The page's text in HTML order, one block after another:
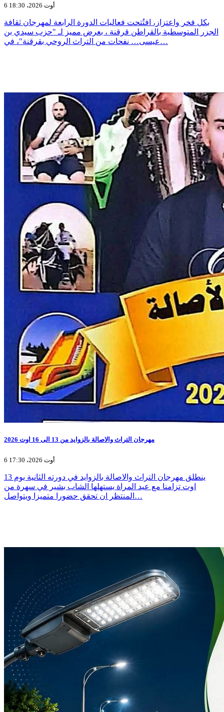
6 أوت 2026، 18:30
بكل فخر واعتزاز، افتُتحت فعاليات الدورة الرابعة لمهرجان ثقافة
الجزر المتوسطية بالقراطن قرقنة ، بعرض مميز لـ "حزب سيدي بن
عيسى… نفحات من التراث الروحي بقرقنة"، في…
مهرجان التراث والاصالة بالزوايد من 13 الى 16 اوت 2026
6 أوت 2026، 17:30
ينطلق مهرجان التراث والاصالة بالزوايد في دورته الثانية يوم 13
اوت تزامنا مع عيد المراة يستهلها الشاب بشير في سهرة من
المنتظر ان تحقق حضورا متميزا ويتواصل…